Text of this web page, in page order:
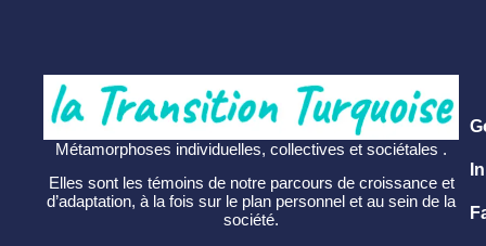
Métamorphoses individuelles, collectives et sociétales .
Elles sont les témoins de notre parcours de croissance et
d’adaptation, à la fois sur le plan personnel et au sein de la
société.